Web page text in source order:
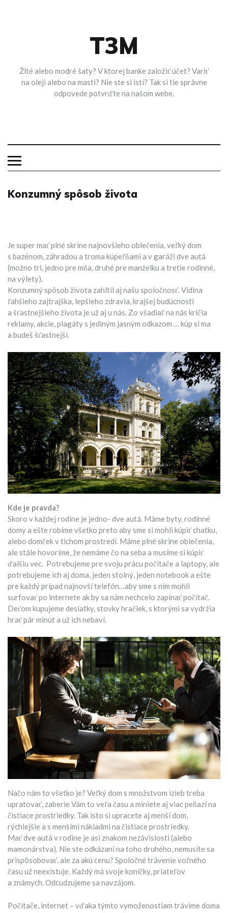
T3M
Žlté alebo modré šaty? V ktorej banke založiť účet? Variť
na oleji alebo na masti? Nie ste si istí? Tak si tie správne
odpovede potvrďte na našom webe.
Konzumný spôsob života
Je super mať plné skrine najnovšieho oblečenia, veľký dom
s bazénom, záhradou a troma kúpeľňami a v garáži dve autá
(možno tri, jedno pre mňa, druhé pre manželku a tretie rodinné,
na výlety).
Konzumný spôsob života zahltil aj našu spoločnosť. Vidina
ľahšieho zajtrajška, lepšieho zdravia, krajšej budúcnosti
a šťastnejšieho života je už aj u nás. Zo všadiaľ na nás kričia
reklamy, akcie, plagáty s jediným jasným odkazom … kúp si ma
a budeš šťastnejší.
Kde je pravda?
Skoro v každej rodine je jedno- dve autá. Máme byty, rodinné
domy a ešte robíme všetko preto aby sme si mohli kúpiť chatku,
alebo domček v tichom prostredí. Máme plné skrine oblečenia,
ale stále hovoríme, že nemáme čo na seba a musíme si kúpiť
ďalšiu vec. Potrebujeme pre svoju prácu počítače a laptopy, ale
potrebujeme ich aj doma, jeden stolný, jeden notebook a ešte
pre každý prípad najnovší telefón…aby sme s ním mohli
surfovať po internete ak by sa nám nechcelo zapínať počítač.
Deťom kupujeme desiatky, stovky hračiek, s ktorými sa vydržia
hrať pár minút a už ich nebaví.
Načo nám to všetko je? Veľký dom s množstvom izieb treba
upratovať, zaberie Vám to veľa času a miniete aj viac peňazí na
čistiace prostriedky. Tak isto si upracete aj menší dom,
rýchlejšie a s menšími nákladmi na čistiace prostriedky.
Mať dve autá v rodine je asi znakom nezávislosti (alebo
mamonárstva). Nie ste odkázaní na toho druhého, nemusíte sa
prispôsobovať, ale za akú cenu? Spoločné trávenie voľného
času už neexistuje. Každý má svoje koníčky, priateľov
a známych. Odcudzujeme sa navzájom.
Počítače, internet – vďaka týmto vymoženostiam trávime doma